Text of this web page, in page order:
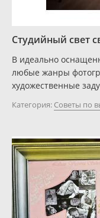
Студийный свет
В идеально
любые жанры
художественные
Категория: Советы по